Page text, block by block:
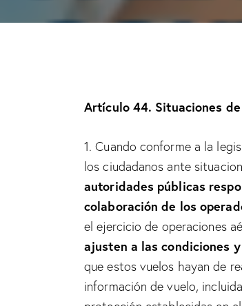
Artículo 44. Situaciones
1. Cuando conforme a la
los ciudadanos ante
autoridades públicas
colaboración de los
el ejercicio de operaciones
ajusten a las condiciones
que estos vuelos hayan de
información de vuelo,